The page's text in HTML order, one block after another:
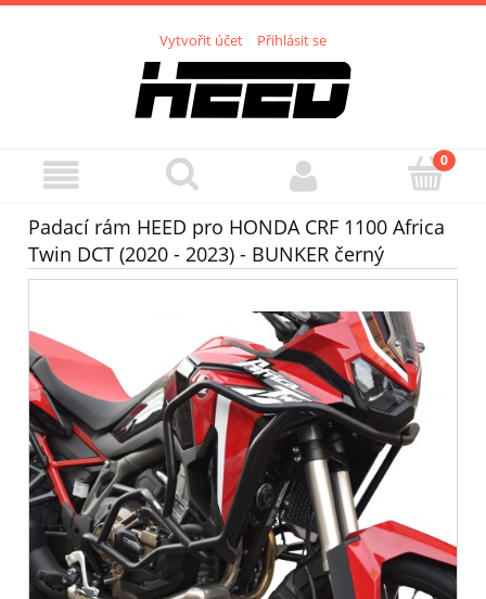
Vytvořit účet Přihlásit se
Padací rám HEED pro HONDA CRF 1100 Africa
Twin DCT (2020 - 2023) - BUNKER černý